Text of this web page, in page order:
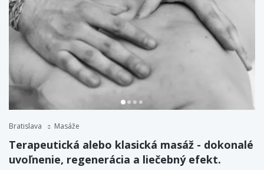
Bratislava Masáže
Terapeutická alebo klasická masáž - dokonalé
uvoľnenie, regenerácia a liečebný efekt.